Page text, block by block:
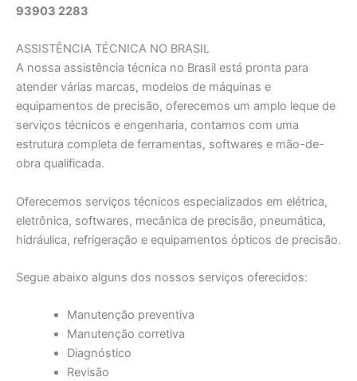
93903 2283
ASSISTÊNCIA TÉCNICA NO BRASIL
A nossa assistência técnica no Brasil está pronta para
atender várias marcas, modelos de máquinas e
equipamentos de precisão, oferecemos um amplo leque de
serviços técnicos e engenharia, contamos com uma
estrutura completa de ferramentas, softwares e mão-de-
obra qualificada.
Oferecemos serviços técnicos especializados em elétrica,
eletrônica, softwares, mecânica de precisão, pneumática,
hidráulica, refrigeração e equipamentos ópticos de precisão.
Segue abaixo alguns dos nossos serviços oferecidos:
Manutenção preventiva
Manutenção corretiva
Diagnóstico
Revisão